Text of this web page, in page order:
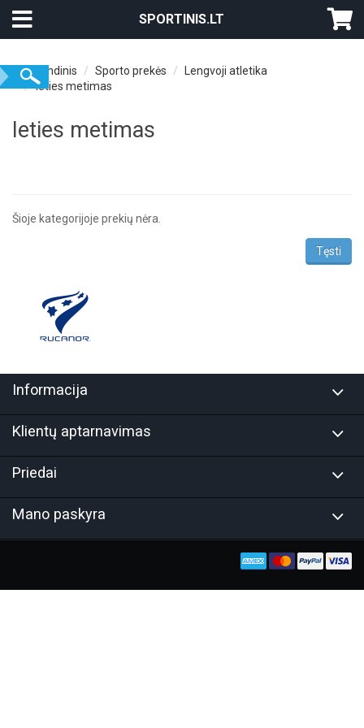
SPORTINIS.LT
Pagrindinis Sporto prekės
Lengvoji atletika
Ieties metimas
Ieties metimas
Šioje kategorijoje prekių nėra.
Tęsti
Informacija
Klientų aptarnavimas
Priedai
Mano paskyra